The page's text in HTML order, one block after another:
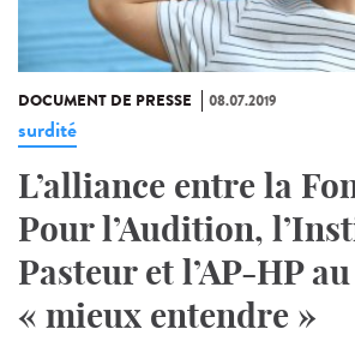
DOCUMENT DE PRESSE 08.07.2019
surdité
L’alliance entre la
Pour l’Audition,
Pasteur et l’AP-HP
« mieux entendre »